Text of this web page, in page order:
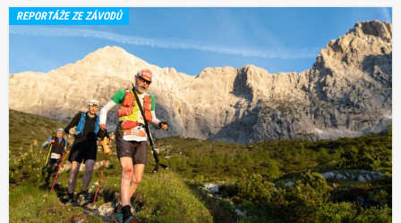
REPORTÁŽE ZE ZÁVODŮ